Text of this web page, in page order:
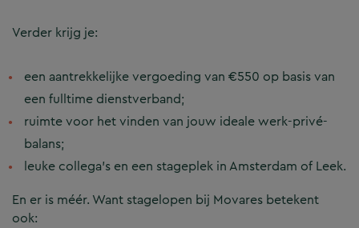
Verder krijg je:
een aantrekkelijke vergoeding van €550 op basis van
een fulltime dienstverband;
ruimte voor het vinden van jouw ideale werk-privé-
balans;
leuke collega’s en een stageplek in Amsterdam of Leek.
En er is méér. Want stagelopen bij Movares betekent
ook: